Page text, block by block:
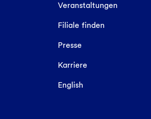
Veranstaltungen
Filiale finden
Presse
Karriere
English